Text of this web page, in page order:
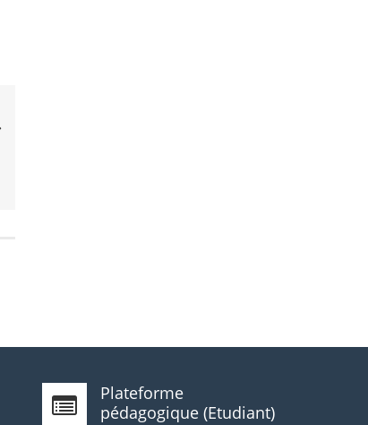
Plateforme
pédagogique (Etudiant)